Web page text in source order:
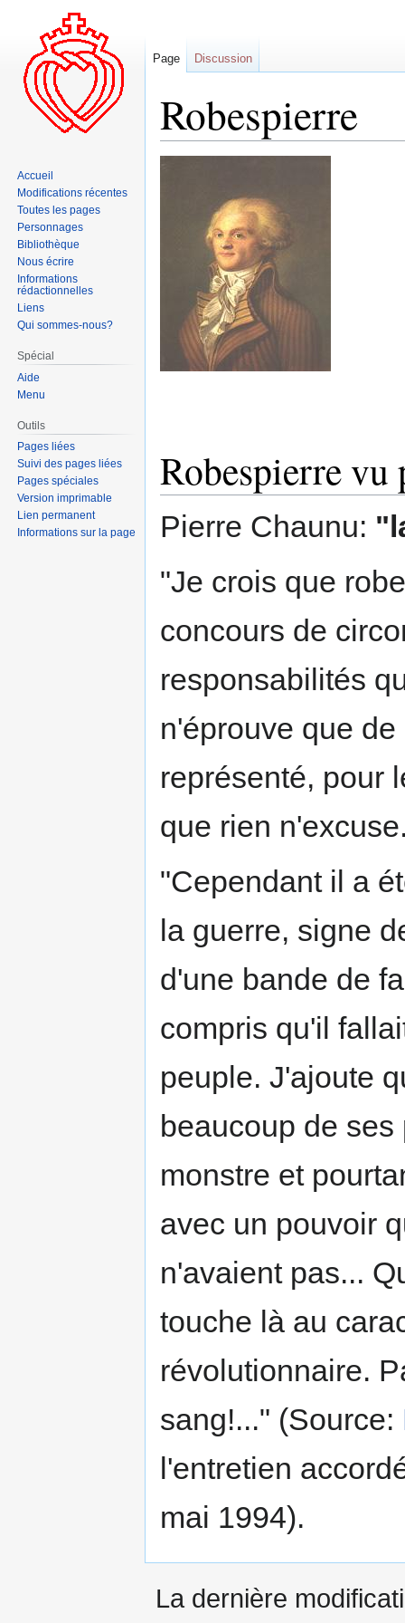
Robespierre
navigation
recherche
Robespierre vu
Pierre Chaunu:
"Je crois que
concours de
responsabilités
n'éprouve que
représenté, pour
que rien
"Cependant il a
la guerre, signe
d'une bande de
compris qu'il
peuple. J'ajoute
beaucoup de
monstre et
avec un pouvoir
n'avaient pas...
touche là au
révolutionnaire.
sang!..." (Source:
l'entretien
mai 1994).
Page Discussion
Accueil
Modifications récentes
Toutes les pages
Personnages
Bibliothèque
Nous écrire
Informations
rédactionnelles
Liens
Qui sommes-nous?
Spécial
Aide
Menu
Outils
Pages liées
Suivi des pages liées
Pages spéciales
Version imprimable
Lien permanent
Informations sur la page
La dernière